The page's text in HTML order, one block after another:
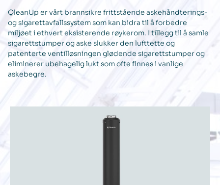
QleanUp er vårt brannsikre frittstående askehåndterings-
og sigarettavfallssystem som kan bidra til å forbedre
miljøet i ethvert eksisterende røykerom. I tillegg til å samle
sigarettstumper og aske slukker den lufttette og
patenterte ventilløsningen glødende sigarettstumper og
eliminerer ubehagelig lukt som ofte finnes i vanlige
askebegre.